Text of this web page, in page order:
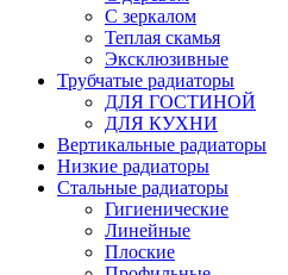
С зеркалом
Теплая скамья
Эксклюзивные
Трубчатые радиаторы
ДЛЯ ГОСТИНОЙ
ДЛЯ КУХНИ
Вертикальные радиаторы
Низкие радиаторы
Стальные радиаторы
Гигиенические
Линейные
Плоские